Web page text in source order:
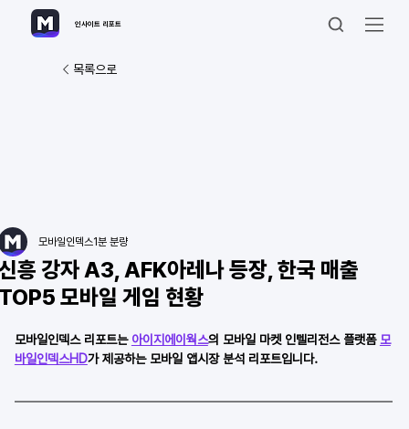
인사이트 리포트
목록으로
흥 강자 A3, AFK아레나 등장, 한국 매출
모바일 게임 현황
모바일인덱스1분 분량
모바일인덱스 리포트는 아이지에이웍스의 모바일 마켓 인텔리전스 플랫폼 모
바일인덱스HD가 제공하는 모바일 앱시장 분석 리포트입니다.